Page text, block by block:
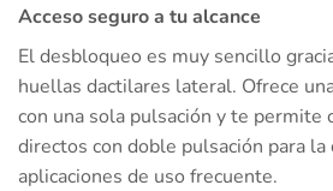
Acceso seguro a tu alcance
El desbloqueo es muy sencillo
huellas dactilares lateral. Ofrece
con una sola pulsación y te permite
directos con doble pulsación para la
aplicaciones de uso frecuente.